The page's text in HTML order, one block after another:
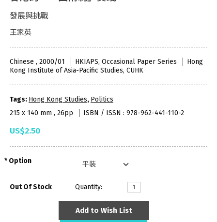
發展與挑戰
王家英
Chinese , 2000/01 HKIAPS, Occasional Paper Series
Hong
Kong Institute of Asia-Pacific Studies, CUHK
Tags: Hong Kong Studies, Politics
215 x 140 mm , 26pp
ISBN / ISSN : 978-962-441-110-2
US$2.50
Option
Out Of Stock Quantity:
Add to Wish List